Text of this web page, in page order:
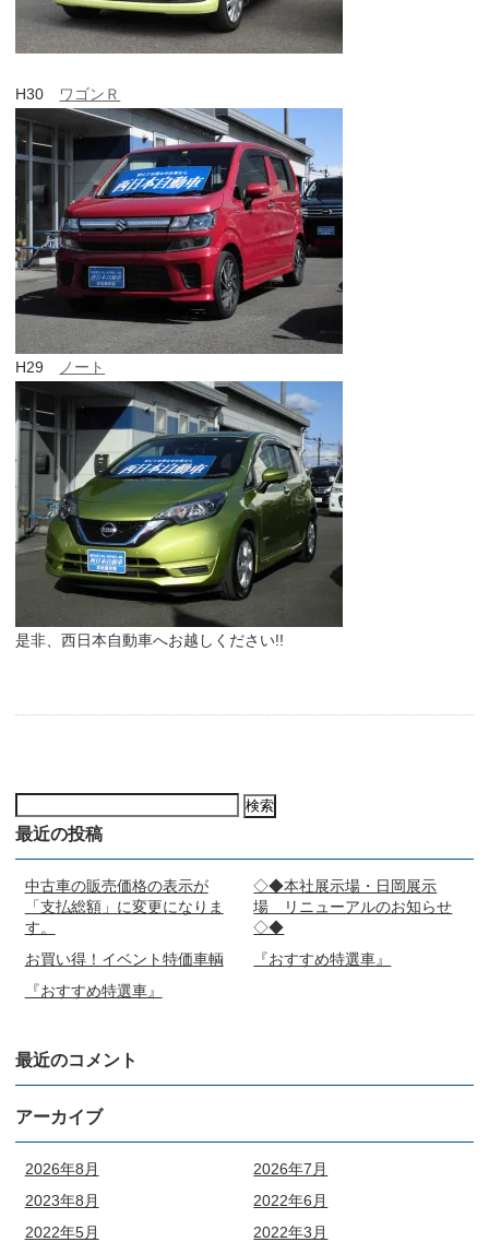
H30 ワゴンＲ
H29 ノート
是非、西日本自動車へお越しください!!
索:
最近の投稿
中古車の販売価格の表示が
「支払総額」に変更になりま
す。
◇◆本社展示場・日岡展示
場 リニューアルのお知らせ
◇◆
お買い得！イベント特価車輌
『おすすめ特選車』
『おすすめ特選車』
最近のコメント
アーカイブ
2026年8月
2026年7月
2023年8月
2022年6月
2022年5月
2022年3月